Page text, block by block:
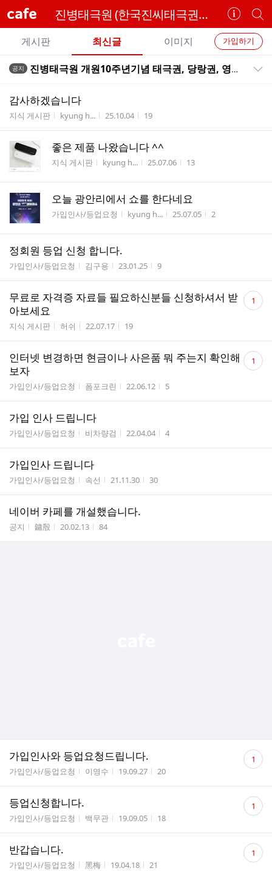
cafe 진병태극원 (한국진씨태극권협회)
카
페
정
보
보
기
개
별
카
페
검
카
페
메
뉴
가입하기
게시판 최신글 이미지
전
글
트
공지 진병태극원 개원10주년기념 태극권, 당랑권, 영춘권 공개시연
감사하겠습니다
게시판명
지식 게시판 작성자
kyung h... 작성시간
25.10.04 조회수
19
좋은 제품 나왔습니다 ^^
게시판명
지식 게시판 작성자
kyung h... 작성시간
25.07.06 조회수
13
오늘 광안리에서 쇼를 한다네요
게시판명
가입인사/등업요청 작성자
kyung h... 작성시간
25.07.05 조회수
2
정회원 등업 신청 합니다.
게시판명
가입인사/등업요청 작성자
김구용 작성시간
23.01.25 조회수
9
무료로 자격증 자료들 필요하신분들 신청하셔서 받
아보세요
게시판명
지식 게시판 작성자
허쉬 작성시간
22.07.17 조회수
19
댓
글 1
인터넷 변경하면 현금이나 사은품 뭐 주는지 확인해
보자
게시판명
가입인사/등업요청 작성자
폼포크린 작성시간
22.06.12 조회수
5
댓
글 1
가입 인사 드립니다
게시판명
가입인사/등업요청 작성자
비차량검 작성시간
22.04.04 조회수
4
가입인사 드립니다
게시판명
가입인사/등업요청 작성자
속선 작성시간
21.11.30 조회수
30
네이버 카페를 개설했습니다.
게시판명
공지 작성자
鏞殷 작성시간
20.02.13 조회수
84
가입인사와 등업요청드립니다.
게시판명
가입인사/등업요청 작성자
이영수 작성시간
19.09.27 조회수
20
댓
글 1
등업신청합니다.
게시판명
가입인사/등업요청 작성자
백무관 작성시간
19.09.05 조회수
18
댓
글 1
반갑습니다.
게시판명
가입인사/등업요청 작성자
黑梅 작성시간
19.04.18 조회수
21
댓
글 1